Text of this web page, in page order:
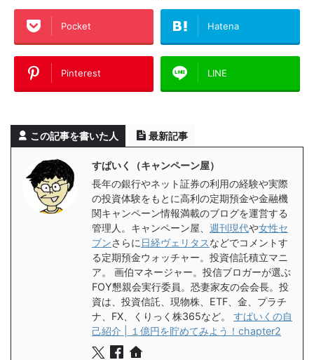
Pocket Hatena
Pinterest LINE
この記事を書いた人 最新記事
すぱいく（キャンペーン屋）
長年の銀行やネット証券の利用の経験や実際
の投資体験をもとに高利の定期預金や金融機
関キャンペーン情報満載のブログを運営する
管理人。キャンペーン屋、 週刊現代や女性セ
ブンさらに 日経ヴェリタスなどでコメントす
る定期預金ウォッチャー。投資信託積立マニ
ア。 画伯マネージャー。投信ブロガーが選ぶ
FOY懇親会実行委員。恐妻家友の会会長。投
資は、投資信託、現物株、ETF、金、プラチ
ナ、FX、くりっく株365など。 すぱいくの自
己紹介 | １億円を貯めてみよう！chapter2